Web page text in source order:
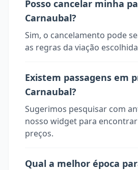
Posso cancelar minha
Carnaubal?
Sim, o cancelamento pode
as regras da viação
Existem passagens em
Carnaubal?
Sugerimos pesquisar com
nosso widget para
preços.
Qual a melhor época